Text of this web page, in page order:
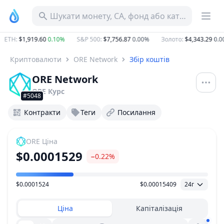
Шукати монету, CA, фонд або категорію
ETH:$1,919.600.10% S&P 500:$7,756.870.00% Золото:$4,343.29
Криптовалюти ORE Network Збір коштів
#5048
ORE Network
ORE Курс
Контракти Теги Посилання
ORE Ціна
$0.0001529 −0.22%
Діапазон цін
$0.0001524 $0.00015409 24г
Ціна Капіталізація